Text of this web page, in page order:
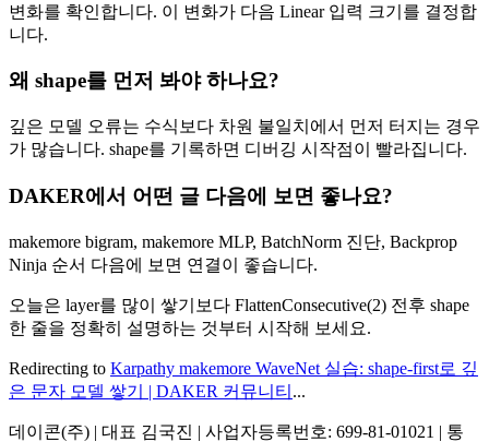
변화를 확인합니다. 이 변화가 다음 Linear 입력 크기를 결정합
니다.
왜 shape를 먼저 봐야 하나요?
깊은 모델 오류는 수식보다 차원 불일치에서 먼저 터지는 경우
가 많습니다. shape를 기록하면 디버깅 시작점이 빨라집니다.
DAKER에서 어떤 글 다음에 보면 좋나요?
makemore bigram, makemore MLP, BatchNorm 진단, Backprop
Ninja 순서 다음에 보면 연결이 좋습니다.
오늘은 layer를 많이 쌓기보다 FlattenConsecutive(2) 전후 shape
한 줄을 정확히 설명하는 것부터 시작해 보세요.
Redirecting to Karpathy makemore WaveNet 실습: shape-first로 깊
은 문자 모델 쌓기 | DAKER 커뮤니티 ...
데이콘(주) | 대표 김국진 | 사업자등록번호: 699-81-01021 | 통